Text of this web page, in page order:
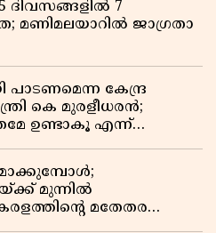
7
മണിമലയാറിൽ ജാഗ്രതാ
പാടണമെന്ന കേന്ദ്ര
കെ മുരളീധരൻ;
ഉണ്ടാകൂ എന്ന്
മുന്നിൽ
മതേതര